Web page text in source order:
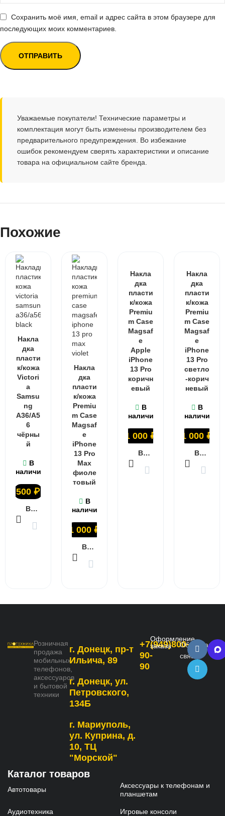
Сохранить моё имя, email и адрес сайта в этом браузере для
последующих моих комментариев.
Уважаемые покупатели! Технические параметры и
комплектация могут быть изменены производителем без
предварительного предупреждения. Во избежание
ошибок рекомендуем сверять характеристики и описание
товара на официальном сайте бренда.
Похожие
Накла
дка
пласти
к/кожа
Victori
a
Samsu
ng
A36/A5
6
чёрны
й
В
наличии
500 ₽
В КОРЗИНУ
Накла
дка
пласти
к/кожа
Premiu
m Case
Magsaf
e
iPhone
13 Pro
Max
фиоле
товый
В
наличии
1 000 ₽
В КОРЗИНУ
Накла
дка
пласти
к/кожа
Premiu
m Case
Magsaf
e
Apple
iPhone
13 Pro
коричн
евый
В
наличии
1 000 ₽
В КОРЗИНУ
Накла
дка
пласти
к/кожа
Premiu
m Case
Magsaf
e
iPhone
13 Pro
светло
-корич
невый
В
наличии
1 000 ₽
В КОРЗИНУ
Розничная
продажа
мобильных
телефонов,
аксессуаров
и бытовой
техники
г. Донецк, пр-т
Ильича, 89
г. Донецк, ул.
Петровского,
134Б
г. Мариуполь,
ул. Куприна, д.
10, ТЦ
"Морской"
+7(949)800-
90-
90
Оформление
заказа
Обратная
связь
Каталог товаров
Автотовары
Аксессуары к телефонам и
планшетам
Аудиотехника Игровые консоли